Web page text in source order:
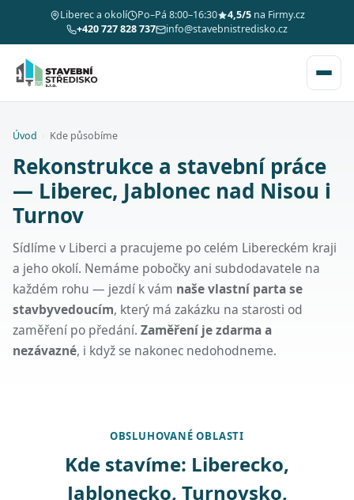
Liberec a okolí Po–Pá 8:00–16:30 4,5/5na Firmy.cz
+420 727 828 737
info@stavebnistredisko.cz
Úvod Kde působíme
Rekonstrukce a stavební práce
— Liberec, Jablonec nad Nisou i
Turnov
Sídlíme v Liberci a pracujeme po celém Libereckém kraji
a jeho okolí. Nemáme pobočky ani subdodavatele na
každém rohu — jezdí k vám naše vlastní parta se
stavbyvedoucím, který má zakázku na starosti od
zaměření po předání. Zaměření je zdarma a
nezávazné, i když se nakonec nedohodneme.
OBSLUHOVANÉ OBLASTI
Kde stavíme: Liberecko,
Jablonecko, Turnovsko,